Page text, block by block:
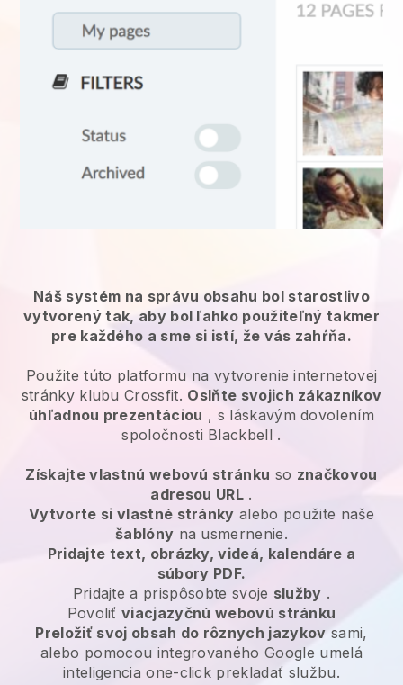
Náš systém na správu obsahu bol starostlivo
vytvorený tak, aby bol ľahko použiteľný takmer
pre každého a sme si istí, že vás zahŕňa.
Použite túto platformu na vytvorenie internetovej
stránky klubu Crossfit. Oslňte svojich zákazníkov
úhľadnou prezentáciou , s láskavým dovolením
spoločnosti Blackbell .
Získajte vlastnú webovú stránku so značkovou
adresou URL.
Vytvorte si vlastné stránky alebo použite naše
šablóny na usmernenie.
Pridajte text, obrázky, videá, kalendáre a
súbory PDF.
Pridajte a prispôsobte svoje služby .
Povoliťviacjazyčnú webovú stránku
Preložiť svoj obsah do rôznych jazykov sami,
alebo pomocou integrovaného Google umelá
inteligencia one-click prekladať službu.